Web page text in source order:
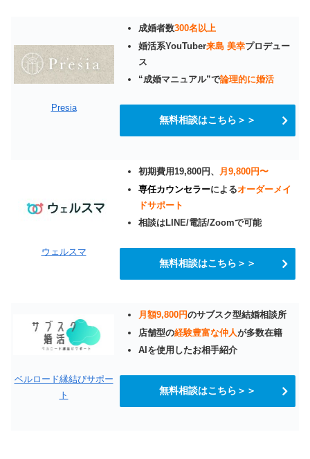
Presia
成婚者数300名以上
婚活系YouTuber来島 美幸プロデュー
ス
“成婚マニュアル”で論理的に婚活
無料相談はこちら＞＞
ウェルスマ
初期費用19,800円、 月9,800円〜
専任カウンセラーによるオーダーメイ
ドサポート
相談はLINE/電話/Zoomで可能
無料相談はこちら＞＞
ベルロード縁結びサポー
ト
月額9,800円のサブスク型結婚相談所
店舗型の経験豊富な仲人が多数在籍
AIを使用したお相手紹介
無料相談はこちら＞＞